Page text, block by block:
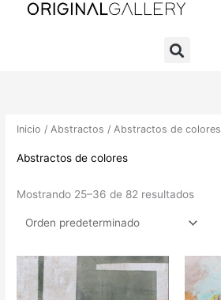
Inicio /Abstractos /Abstractos de colores
Abstractos de colores
Mostrando 25–36 de 82 resultados